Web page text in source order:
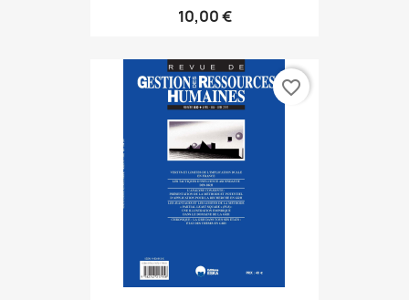
10,00 €
favorite_border